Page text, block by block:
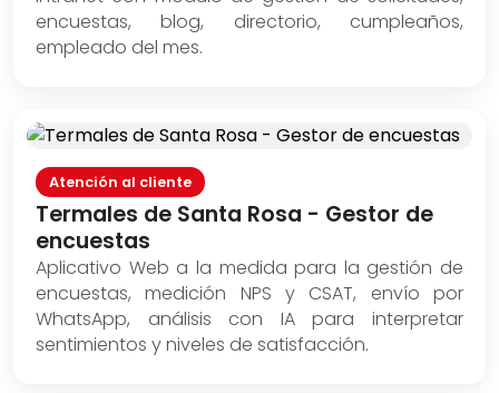
encuestas, blog, directorio, cumpleaños,
empleado del mes.
Atención al cliente
Termales de Santa Rosa - Gestor de
encuestas
Aplicativo Web a la medida para la gestión de
encuestas, medición NPS y CSAT, envío por
WhatsApp, análisis con IA para interpretar
sentimientos y niveles de satisfacción.